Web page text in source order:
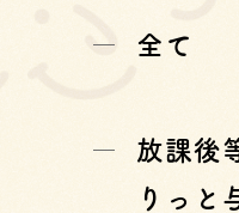
全て
放課後
りっと